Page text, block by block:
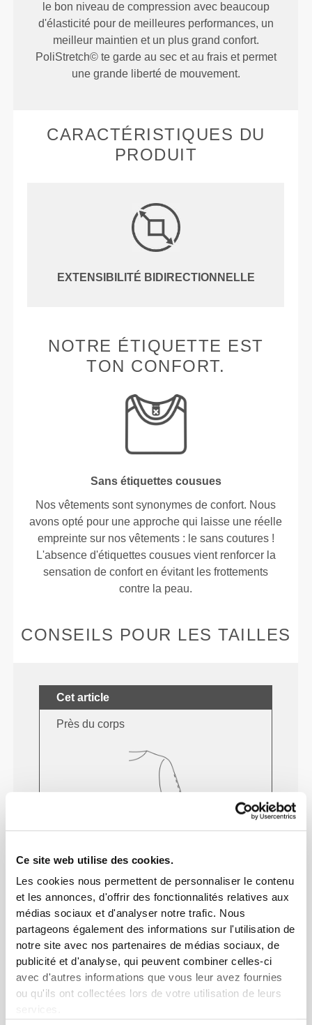
Ce site web utilise des cookies.
Les cookies nous permettent de personnaliser le contenu
et les annonces, d'offrir des fonctionnalités relatives aux
médias sociaux et d'analyser notre trafic. Nous
partageons également des informations sur l'utilisation de
notre site avec nos partenaires de médias sociaux, de
publicité et d'analyse, qui peuvent combiner celles-ci
avec d'autres informations que vous leur avez fournies
ou qu'ils ont collectées lors de votre utilisation de leurs
services.
le bon niveau de compression avec beaucoup
d'élasticité pour de meilleures performances, un
meilleur maintien et un plus grand confort.
PoliStretch© te garde au sec et au frais et permet
une grande liberté de mouvement.
CARACTÉRISTIQUES DU
PRODUIT
EXTENSIBILITÉ BIDIRECTIONNELLE
NOTRE ÉTIQUETTE EST
TON CONFORT.
Sans étiquettes cousues
Nos vêtements sont synonymes de confort. Nous
avons opté pour une approche qui laisse une réelle
empreinte sur nos vêtements : le sans coutures !
L'absence d'étiquettes cousues vient renforcer la
sensation de confort en évitant les frottements
contre la peau.
CONSEILS POUR LES TAILLES
Cet article
Près du corps
À chaque mouvement que tu feras, ton
corps suivra. Cet ajustement plus serré
rehausse ta silhouette.
Regular